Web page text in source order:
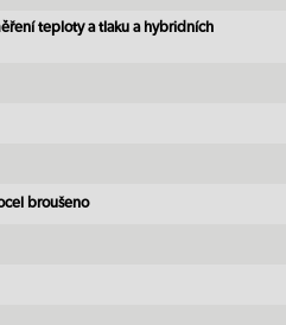
teploty a tlaku a hybridních
broušeno